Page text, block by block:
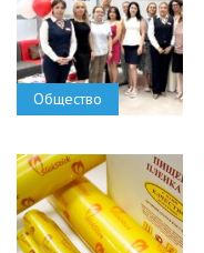
Общество